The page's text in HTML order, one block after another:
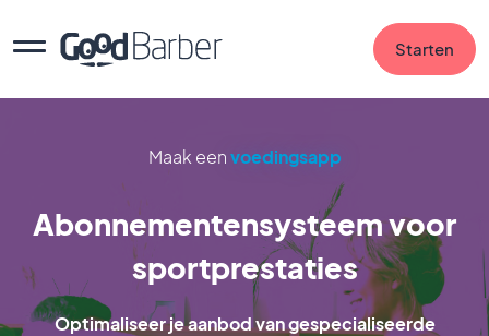
Starten
Maak eenvoedingsapp
Abonnementensysteem voor
sportprestaties
Optimaliseer je aanbod van gespecialiseerde